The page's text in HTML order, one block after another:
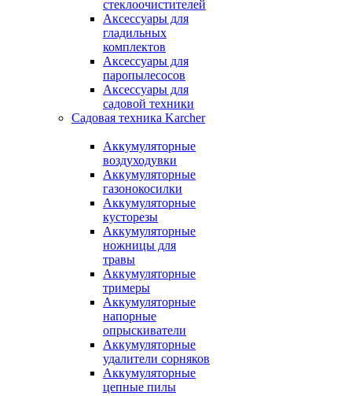
стеклоочистителей
Аксессуары для
гладильных
комплектов
Аксессуары для
паропылесосов
Аксессуары для
садовой техники
Садовая техника Karcher
Аккумуляторные
воздуходувки
Аккумуляторные
газонокосилки
Аккумуляторные
кусторезы
Аккумуляторные
ножницы для
травы
Аккумуляторные
тримеры
Аккумуляторные
напорные
опрыскиватели
Аккумуляторные
удалители сорняков
Аккумуляторные
цепные пилы